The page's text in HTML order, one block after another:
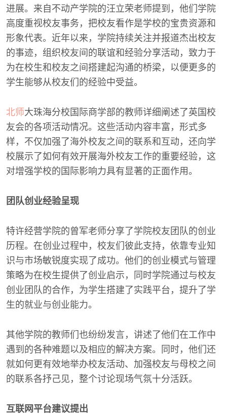
进展。来自不动产学院的汪立荣老师提到，他们学院
高度重视校友事务，把校友看作是学校的宝贵资源和
形象代表。近年以来，学院持续关注并报道杰出校友
的事迹，组织校友间的联谊和经验分享活动，致力于
为在校生和校友之间搭建起沟通的桥梁，以便更多的
学生能够从校友们的经验中受益。
北师大珠海分校国际商学部的教师详细阐述了英国校
友会的各项活动情况。这些活动内容丰富，形式多
样，不仅加强了海外校友之间的联系和互动，还向学
校展示了如何有效开展海外校友工作的重要经验，这
对增强学校的国际影响力具有显著的正面作用。
团队创业经验呈现
特许经营学院的曾军老师分享了学院校友团队的创业
历程。在创业过程中，校友们彼此支持，依靠专业知
识与市场敏锐度实现了成功。他们的创业模式与管理
策略为在校生提供了创业启示，同时学院通过与校友
创业团队的合作，为学生搭建了实践平台，提升了学
生的就业与创业能力。
其他学院的教师们也纷纷发言，讲述了他们在工作中
遇到的各种难题以及相应的解决方案。同时，他们还
就如何更有效地举办校友活动、加强校友与母校之间
的联系各抒己见，整个讨论现场气氛十分活跃。
互联网平台建议提出